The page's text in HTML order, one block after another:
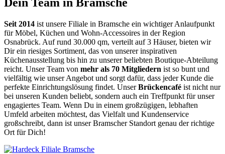
Dein Team in Bramsche
Seit 2014 ist unsere Filiale in Bramsche ein wichtiger Anlaufpunkt
für Möbel, Küchen und Wohn-Accessoires in der Region
Osnabrück. Auf rund 30.000 qm, verteilt auf 3 Häuser, bieten wir
Dir ein riesiges Sortiment, das von unserer inspirativen
Küchenausstellung bis hin zu unserer beliebten Boutique-Abteilung
reicht. Unser Team von mehr als 70 Mitgliedern ist so bunt und
vielfältig wie unser Angebot und sorgt dafür, dass jeder Kunde die
perfekte Einrichtungslösung findet. UnserBrückencafé ist nicht nur
bei unseren Kunden beliebt, sondern auch ein Treffpunkt für unser
engagiertes Team. Wenn Du in einem großzügigen, lebhaften
Umfeld arbeiten möchtest, das Vielfalt und Kundenservice
großschreibt, dann ist unser Bramscher Standort genau der richtige
Ort für Dich!